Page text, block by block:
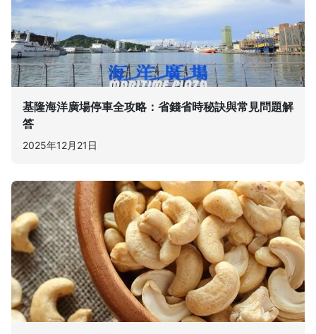
基隆海洋廣場停車全攻略：省錢省時秘訣與常見問題解
答
2025年12月21日